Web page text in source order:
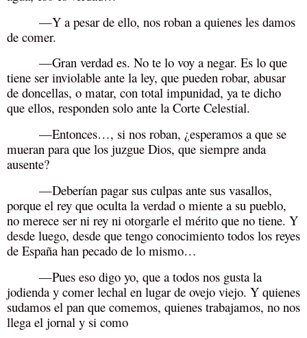
—Y a pesar de ello, nos roban a quienes les damos
de comer.
—Gran verdad es. No te lo voy a negar. Es lo que
tiene ser inviolable ante la ley, que pueden robar, abusar
de doncellas, o matar, con total impunidad, ya te dicho
que ellos, responden solo ante la Corte Celestial.
—Entonces…, si nos roban, ¿esperamos a que se
mueran para que los juzgue Dios, que siempre anda
ausente?
—Deberían pagar sus culpas ante sus vasallos,
porque el rey que oculta la verdad o miente a su pueblo,
no merece ser ni rey ni otorgarle el mérito que no tiene. Y
desde luego, desde que tengo conocimiento todos los reyes
de España han pecado de lo mismo…
—Pues eso digo yo, que a todos nos gusta la
jodienda y comer lechal en lugar de ovejo viejo. Y quienes
sudamos el pan que comemos, quienes trabajamos, no nos
llega el jornal y si como